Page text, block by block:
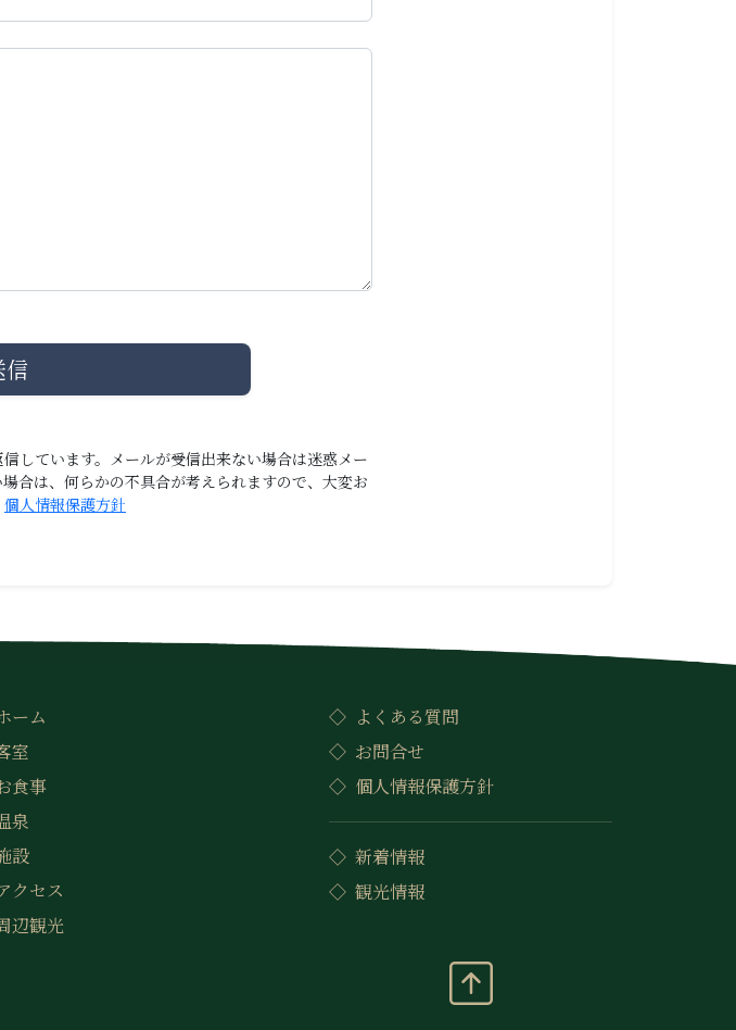
信
しています。メールが受信出来ない場合は迷惑メー
合は、何らかの不具合が考えられますので、大変お
個人情報保護方針
ーム
室
食事
泉
設
クセス
辺観光
よくある質問
お問合せ
個人情報保護方針
新着情報
観光情報